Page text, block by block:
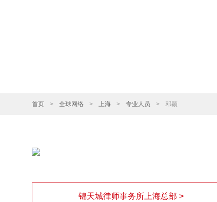
首页 > 全球网络 > 上海 > 专业人员 > 邓颖
锦天城律师事务所上海总部 >